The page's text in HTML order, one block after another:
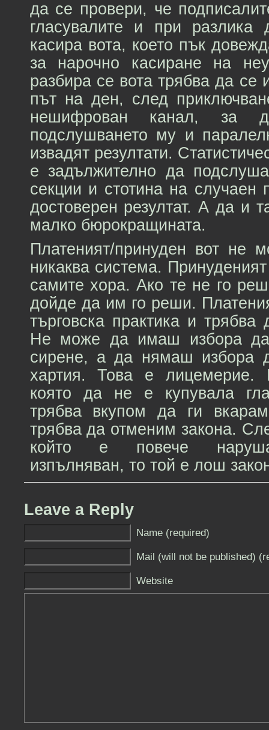
да се провери, че
гласувалите и при
касира вота, което пък
за нарочно касиране на
разбира се вота трябва да се
път на ден, след
нешифрован канал, за
подслушването му и
извадят резултати.
е задължително да
секции и стотина на случаен
достоверен резултат. А да и
малко бюрокращината.
Платеният/принуден вот не
никаква система.
самите хора. Ако те не го
дойде да им го реши.
търговска практика и трябва
Не може да имаш избора
сирене, а да нямаш избора
хартия. Това е лицемерие.
която да не е купувала
трябва вкупом да ги
трябва да отменим закона.
който е повече
изпълняван, то той е лош
Leave a Reply
Name (required)
Mail (will not be published)
Website